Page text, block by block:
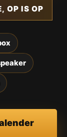
OP IS OP